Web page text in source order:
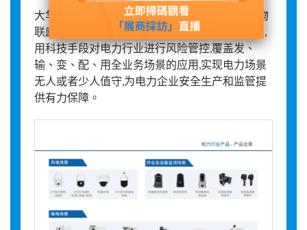
大华电力产品,结合电力行业业务特点,依托大华物
联感知、AI能力、机器视觉、大模型等先进技术,
用科技手段对电力行业进行风险管控,覆盖发、
输、变、配、用全业务场景的应用,实现电力场景
无人或者少人值守,为电力企业安全生产和监管提
供有力保障。